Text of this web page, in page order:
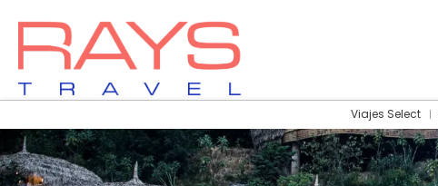
Viajes Select